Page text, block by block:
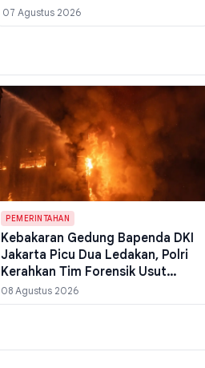
Gunung Dempo untuk HUT ke-81
RI
07 Agustus 2026
PEMERINTAHAN
Kebakaran Gedung Bapenda DKI
Jakarta Picu Dua Ledakan, Polri
Kerahkan Tim Forensik Usut
Sumber Api
08 Agustus 2026